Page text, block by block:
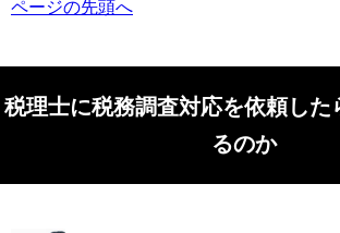
ページの先頭へ
税理士に税務調査対応を依頼した
るのか